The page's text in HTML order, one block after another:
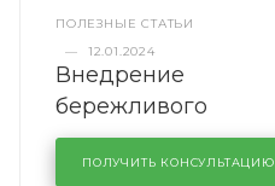
ПОЛЕЗНЫЕ СТАТЬИ
—
12.01.2024
Внедрение
бережливого
производства в
кузовном сервисе
ПОЛУЧИТЬ КОНСУЛЬТАЦИЮ